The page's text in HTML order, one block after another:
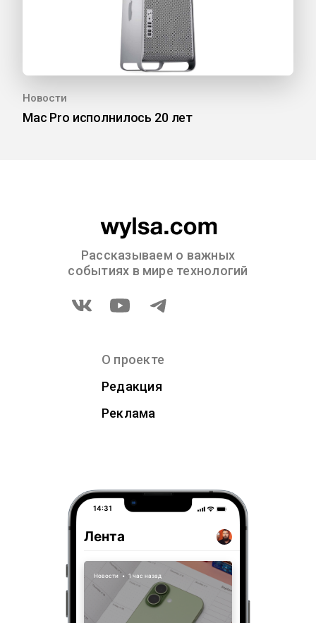
Новости
Mac Pro исполнилось 20 лет
Рассказываем о важных
событиях в мире технологий
О проекте
Редакция
Реклама
14:31
Лента
Новости • 1 час назад